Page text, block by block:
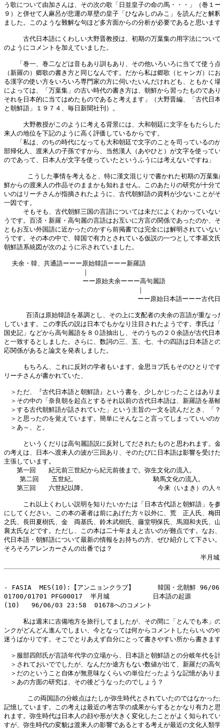
う歌について由加さんは、その次の歌「日並皇子の命の馬・・・」（巻１
９）と併せて人麻呂が悲運の草壁の皇子「ひなみしのみこ」を読んだと解
ました。このような難解な句ほど多方面からの分析が必要であると思いま
古代日本語にくわしい大野晋教授は、初期の万葉集の用字法につい
のようにコメントを加えていました。
「巻一、巻二などは音もあり訓もあり、その他いろいろに当てて使う
（新羅の）郷歌の書き方と同じなんです。だから私は郷歌（ヒャンガ）に
る漢字の使い方をいろいろ専門家の方に伺いたいんだけれども、ともかく
によっては、「万葉集」の古い時代の書き方は、朝鮮から習ったものであ
それを日本的に当てはめたものであると考えます」（大野晋編、「古代日
と朝鮮語」１９７４、毎日新聞社刊）。
大野教授がこのように考える背景には、大和朝廷に文字をもたらし
来人の地位を下記のように高く評価しているからです。
「私は、のちの時代になっても大和朝廷で文字のことを司っているの
部帰化人、渡来人の子孫ですから、当然漢人（あやひと）が文字を使って
のであって、日本人が文字を使っていたというふうには考えないですね」
こうした事情を考えると、特に漢文混じりで書かれた初期の万葉
鮮からの渡来人の作品そのままかも知れません。このあたりの研究が十分
いのはリーチさんが指摘されたように、古代朝鮮語の資料が少ないことが
一因です。
そもそも、古代朝鮮三国の言語については未だによくわかっていな
うです。百済・新羅・高句麗の言語はお互いに方言の関係であったのか、
ともお互い外国語に近かったのかすら前掲書では完全には解明されていな
うです。その本の中で、韓国で有力とされている仮説の一つとして李基文
朝鮮語系統図が次のように示されていました。
  夫余・韓、共通語ーーー原始韓語ーーー新羅語
                    ｜
                    ーー原始夫余ーーー高句麗語
                                  ｜
ーー原始日本語ーーー古代
　百済は原始韓語を基調とし、その上に支配者の夫余の言語が重なっ
しています。この李氏の説は日本でもかなり注目されたようです。李氏は
国史記」などから高句麗語を８０語抽出し、そのうちの２０余語が古代日
と一致するとしました。さらに、数詞の三、五、七、十の四語は日本語と
応関係があると論文を発表しました。
もちろん、これに反対の学者もいます。金思ヨプ氏もそのひとりで
リーチさんが書かれていた、
＞ただ、『古代日本語と朝鮮語』という書を、少しかじったことはあり
＞その中の「奈良朝を起点とするそれ以前の古代日本語は、新羅語を基
＞する古代朝鮮語が話されていた」という主旨の一文を読んだとき、「
＞と思ったのを覚えています。簡単にそんなこと言ってしまっていいの
＞あ～、と。
というくだりは高句麗語説に反対してだされたものと思われます。
の考えは、日本へ渡来人の波が三回あり、そのたびに日本語は影響を受け
主張しています。
第一回　　紀元前三世紀から紀元前後まで。弥生文化の流入。
    第二回　　五世紀。　　　　　　　        騎馬文化の流入。
第三回　　六世紀以降。                  今来（いまき）の人
これ以上くわしい説明を知りたいかたは「日本古代語と朝鮮語」を
にしてください。この本の著者は前にあげた方々以外に、荒　正人氏、梅
之氏、長田夏樹氏、金　両基氏、鈴木武樹氏、藤堂明保氏、馬淵和夫氏、
襄太氏などです。ただし、この本は二十年まえと古いのが難点です。なお
代日本語・朝鮮語について最新の情報をお持ちの方、ぜひ紹介して下さい
そろそろアレンカーさんの出番では？
- FASIA  MES(10):【アンニョンクラブ】　　　 韓国・北朝鮮 96/
01700/01701 PFG00017  半月城           日本語の起源
(10)   96/06/03 23:58  01678へのコメント
私は週末に吉備地方を旅行してましたが、その間に「とんでも本」
ンクがどんどん進んでしまい、今となっては何からコメントしたらいいの
迷うばかりです。そこでとりあえず自分にとって書きやすい所から書きま
＞服部四郎氏が言語年代学の立場から、日本語と朝鮮語との分岐年代を
＞されておいででしたが、なんだか途方もない数値が出て、新羅だの高
＞だのということ自体が無意味なくらいの単位だったような記憶があり
＞あの方面の研究は、その後どうなったのでしょう？
この両国語の分岐点はたしか弥生時代とされていたのではなかっ
記憶しています。この考えは最近の考古学の成果からするとかなり有力と
れます。弥生時代は日本人の顔や形が大きく変化したことがよく知られて
すが、弥生時代の変貌は渡来人の影響であるとする考えが最近の文化人類